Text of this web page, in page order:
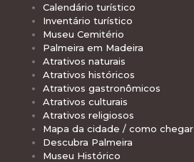
Calendário turístico
Inventário turístico
Museu Cemitério
Palmeira em Madeira
Atrativos naturais
Atrativos históricos
Atrativos gastronômicos
Atrativos culturais
Atrativos religiosos
Mapa da cidade / como chegar
Descubra Palmeira
Museu Histórico